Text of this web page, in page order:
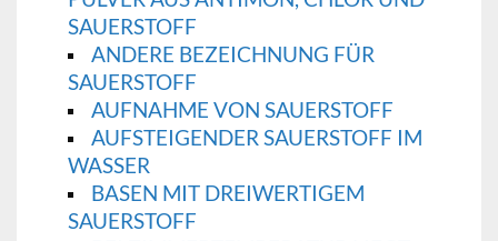
SAUERSTOFF
ANDERE BEZEICHNUNG FÜR
SAUERSTOFF
AUFNAHME VON SAUERSTOFF
AUFSTEIGENDER SAUERSTOFF IM
WASSER
BASEN MIT DREIWERTIGEM
SAUERSTOFF